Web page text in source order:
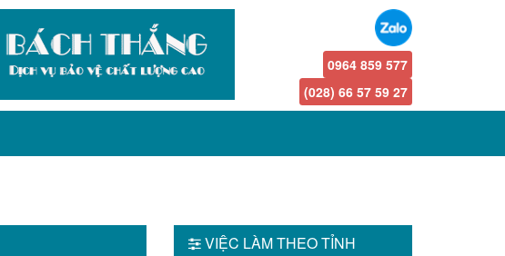
0964 859 577
(028) 66 57 59 27
VIỆC LÀM THEO TỈNH